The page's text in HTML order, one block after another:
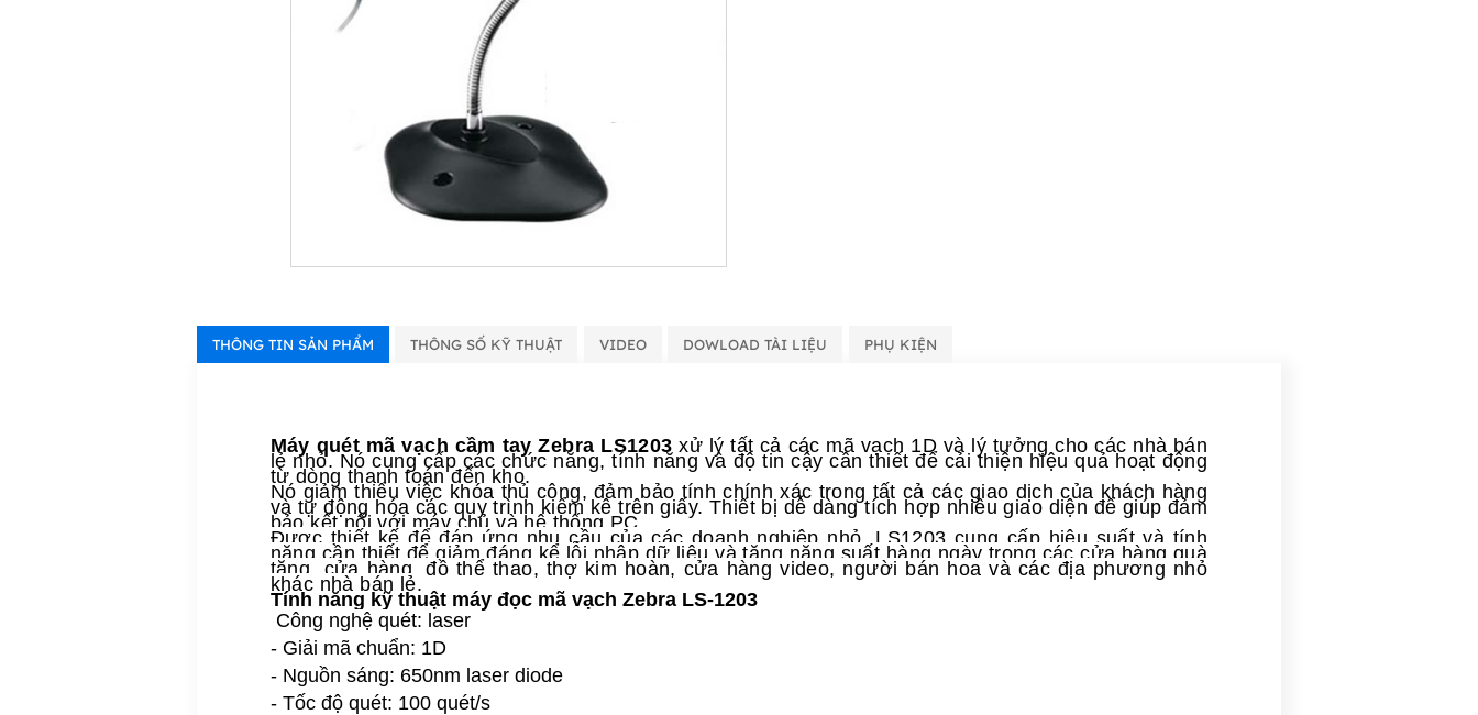
THÔNG TIN SẢN PHẨM THÔNG SỐ KỸ THUẬT VIDEO DOWLOAD TÀI LIỆU PHỤ KIỆN
Máy quét mã vạch cầm tay Zebra LS1203 xử lý tất cả các mã vạch 1D và lý tưởng cho các nhà bán
lẻ nhỏ. Nó cung cấp các chức năng, tính năng và độ tin cậy cần thiết để cải thiện hiệu quả hoạt động
từ dòng thanh toán đến kho.
Nó giảm thiểu việc khóa thủ công, đảm bảo tính chính xác trong tất cả các giao dịch của khách hàng
và tự động hóa các quy trình kiểm kê trên giấy. Thiết bị dễ dàng tích hợp nhiều giao diện để giúp đảm
bảo kết nối với máy chủ và hệ thống PC.
Được thiết kế để đáp ứng nhu cầu của các doanh nghiệp nhỏ, LS1203 cung cấp hiệu suất và tính
năng cần thiết để giảm đáng kể lỗi nhập dữ liệu và tăng năng suất hàng ngày trong các cửa hàng quà
tặng, cửa hàng, đồ thể thao, thợ kim hoàn, cửa hàng video, người bán hoa và các địa phương nhỏ
khác nhà bán lẻ.
Tính năng kỹ thuật máy đọc mã vạch Zebra LS-1203
Công nghệ quét: laser
- Giải mã chuẩn: 1D
- Nguồn sáng: 650nm laser diode
- Tốc độ quét: 100 quét/s